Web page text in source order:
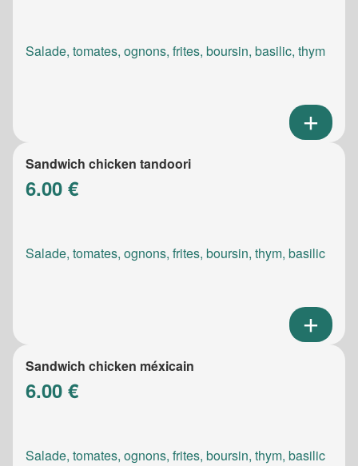
Salade, tomates, ognons, frites, boursin, basilic, thym
Sandwich chicken tandoori
6.00 €
Salade, tomates, ognons, frites, boursin, thym, basilic
Sandwich chicken méxicain
6.00 €
Salade, tomates, ognons, frites, boursin, thym, basilic